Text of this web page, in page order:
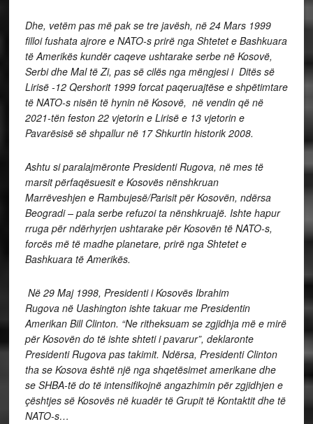
Dhe, vetëm pas më pak se tre javësh, në 24 Mars 1999
filloi fushata ajrore e NATO-s prirë nga Shtetet e Bashkuara
të Amerikës kundër caqeve ushtarake serbe në Kosovë,
Serbi dhe Mal të Zi, pas së cilës nga mëngjesi i Ditës së
Lirisë -12 Qershorit 1999 forcat paqeruajtëse e shpëtimtare
të NATO-s nisën të hynin në Kosovë, në vendin që në
2021-tën feston 22 vjetorin e Lirisë e 13 vjetorin e
Pavarësisë së shpallur në 17 Shkurtin historik 2008.
Ashtu si paralajmëronte Presidenti Rugova, në mes të
marsit përfaqësuesit e Kosovës nënshkruan
Marrëveshjen e Rambujesë/Parisit për Kosovën, ndërsa
Beogradi – pala serbe refuzoi ta nënshkruajë. Ishte hapur
rruga për ndërhyrjen ushtarake për Kosovën të NATO-s,
forcës më të madhe planetare, prirë nga Shtetet e
Bashkuara të Amerikës.
Në 29 Maj 1998, Presidenti i Kosovës Ibrahim
Rugova në Uashington ishte takuar me Presidentin
Amerikan Bill Clinton. “Ne ritheksuam se zgjidhja më e mirë
për Kosovën do të ishte shteti i pavarur”, deklaronte
Presidenti Rugova pas takimit. Ndërsa, Presidenti Clinton
tha se Kosova është një nga shqetësimet amerikane dhe
se SHBA-të do të intensifikojnë angazhimin për zgjidhjen e
çështjes së Kosovës në kuadër të Grupit të Kontaktit dhe të
NATO-s…